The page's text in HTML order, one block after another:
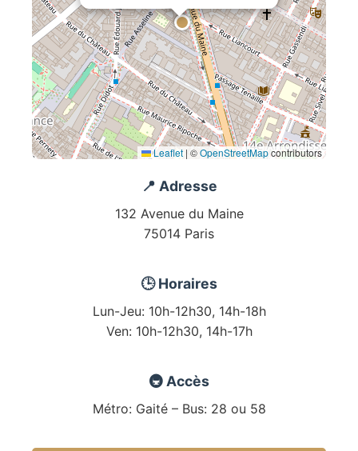
Leaflet | ©OpenStreetMapcontributors
📍 Adresse
132 Avenue du Maine
75014 Paris
🕒 Horaires
Lun-Jeu: 10h-12h30, 14h-18h
Ven: 10h-12h30, 14h-17h
🚇 Accès
Métro: Gaité – Bus: 28 ou 58